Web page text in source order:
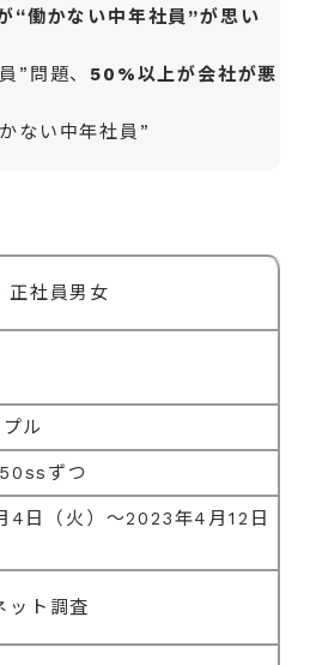
“働かない中年社員”が思い
”問題、 50%以上が会社が悪
ない中年社員”
正社員男女
ル
ずつ
4日（火）～2023年4月12日
ット調査